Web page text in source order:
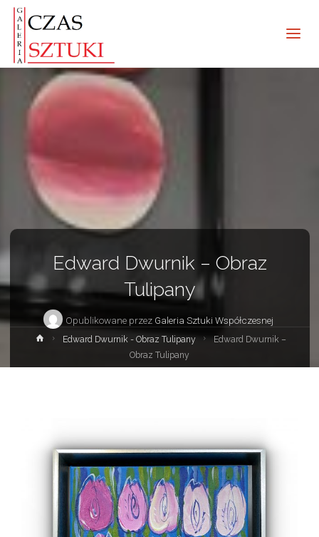
Edward Dwurnik – Obraz
Tulipany
Opublikowane przez Galeria Sztuki Współczesnej
StronaEdward Dwurnik - Obraz Tulipany
Edward Dwurnik –
Obraz Tulipany